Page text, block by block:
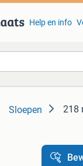
Help en info
Sloepen 218